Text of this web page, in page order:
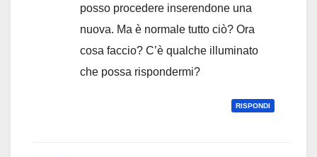
posso procedere inserendone una
nuova. Ma è normale tutto ciò? Ora
cosa faccio? C’è qualche illuminato
che possa rispondermi?
RISPONDI